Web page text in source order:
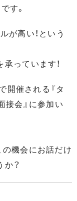
す。
が高い！という
っています！
開催される『タ
接会』に参加い
機会にお話だけ
？